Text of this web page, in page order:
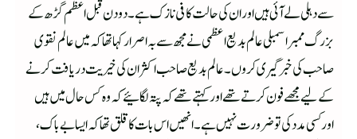
سے دہلی لے آئی ہیں اور ان کی حالت کافی نازک ہے۔ دودن قبل اعظم گڑھ کے
بزرگ ممبر اسمبلی عالم بدیع اعظمی نے مجھ سے بہ اصرار کہا تھا کہ میں عالم نقوی
صاحب کی خبرگیری کروں۔ عالم بدیع صاحب اکثر ان کی خیریت دریافت کرنے
کے لیے مجھے فون کرتے تھے اور کہتے تھے کہ پتہ لگائیے کہ وہ کس حال میں ہیں
اور کسی مدد کی تو ضرورت نہیں ہے۔انھیں اس بات کا قلق تھا کہ ایسا بے باک،